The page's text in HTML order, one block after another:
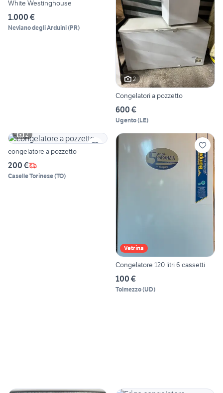
White Westinghouse
1.000 €
Neviano degli Arduini(PR)
2
Congelatori a pozzetto
600 €
Ugento(LE)
2
congelatore a pozzetto
200 €
Caselle Torinese(TO)
Vetrina
Congelatore 120 litri 6 cassetti
100 €
Tolmezzo(UD)